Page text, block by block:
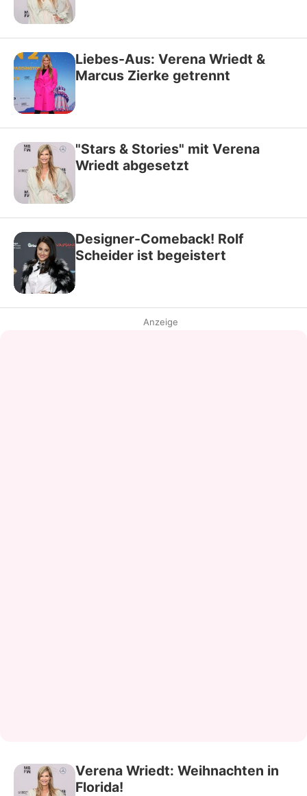
Liebes-Aus: Verena Wriedt &
Marcus Zierke getrennt
"Stars & Stories" mit Verena
Wriedt abgesetzt
Designer-Comeback! Rolf
Scheider ist begeistert
Anzeige
Verena Wriedt: Weihnachten in
Florida!